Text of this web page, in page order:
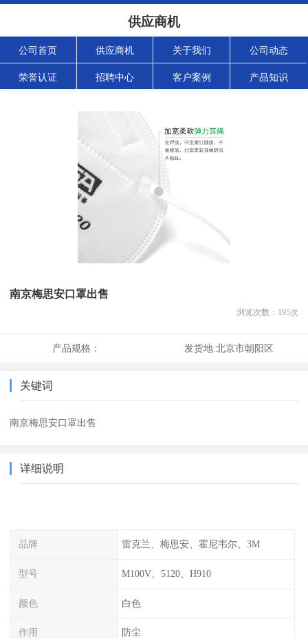
供应商机
公司首页 供应商机 关于我们 公司动态
荣誉认证 招聘中心 客户案例 产品知识
南京梅思安口罩出售
浏览次数： 195次
产品规格： 发货地:北京市朝阳区
关键词
南京梅思安口罩出售
详细说明
品牌 雷克兰、梅思安、霍尼韦尔、3M
型号 M100V、5120、H910
颜色 白色
作用 防尘